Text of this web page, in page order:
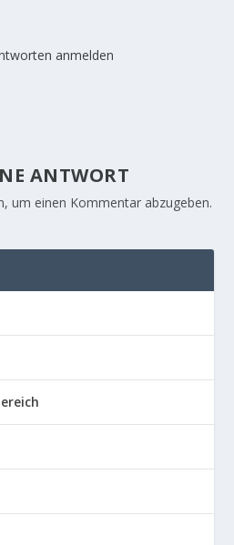
anmelden
ANTWORT
um einen Kommentar abzugeben.